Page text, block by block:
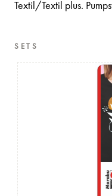
Textil/Textil plus.
SETS